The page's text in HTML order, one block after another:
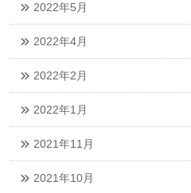
2022年5月
2022年4月
2022年2月
2022年1月
2021年11月
2021年10月